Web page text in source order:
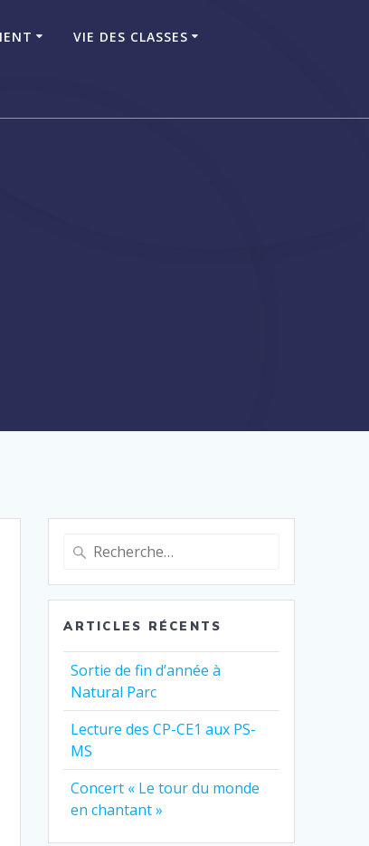
VIE DES CLASSES
Recherche
:
ARTICLES RÉCENTS
Sortie de fin d’année à
Natural Parc
Lecture des CP-CE1 aux PS-
MS
Concert « Le tour du monde
en chantant »